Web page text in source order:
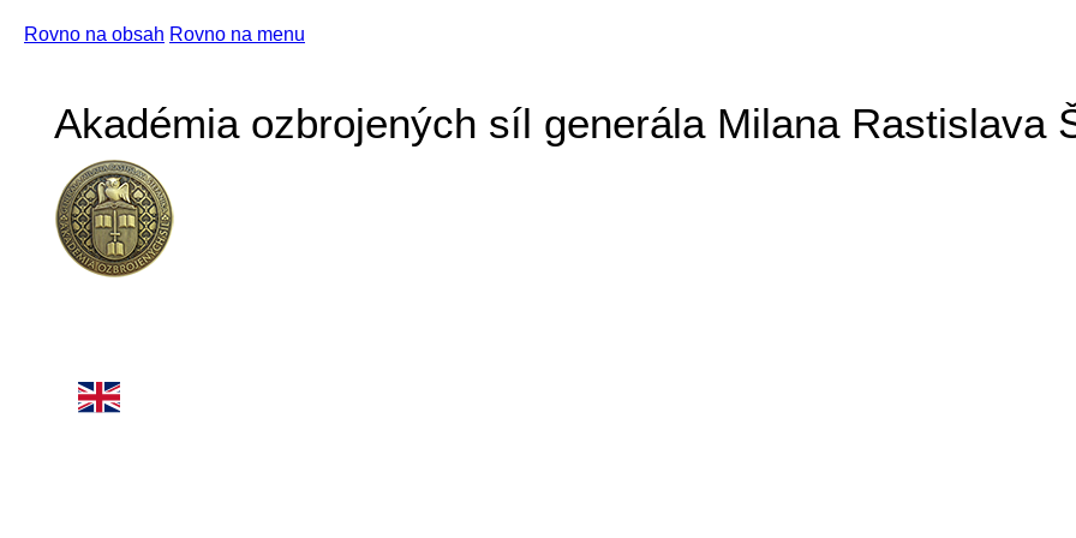
Rovno na obsah Rovno na menu
Akadémia ozbrojených síl generála Milana Rastislava